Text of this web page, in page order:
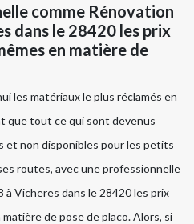
comme Rénovation
dans le 28420 les prix
en matière de
les matériaux le plus réclamés en
que tout ce qui sont devenus
et non disponibles pour les petits
routes, avec une professionnelle
Vicheres dans le 28420 les prix
de pose de placo. Alors, si